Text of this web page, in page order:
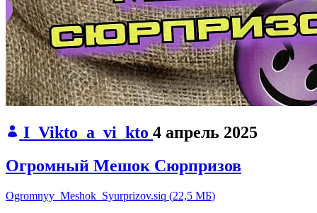
I_Vikto_a_vi_kto4 апрель 2025
Огромный Мешок Сюрпризов
Ogromnyy_Meshok_Syurprizov.siq (22,5 МБ)